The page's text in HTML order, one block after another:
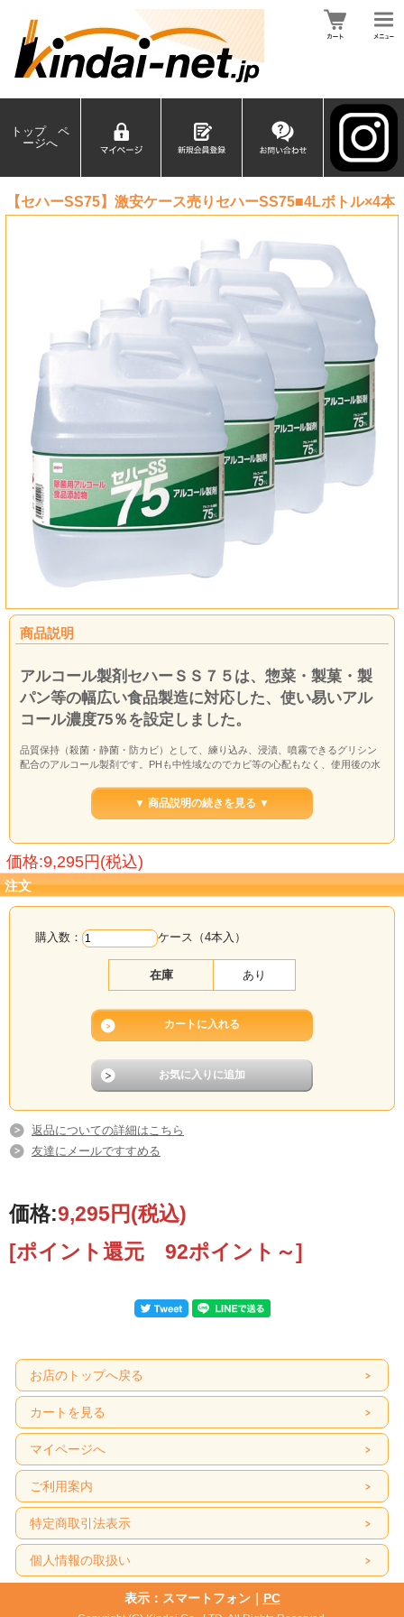
トップ ペ
ージへ
【セハーSS75】激安ケース売りセハーSS75■4Lボトル×4本
商品説明
アルコール製剤セハーＳＳ７５は、惣菜・製菓・製
パン等の幅広い食品製造に対応した、使い易いアル
コール濃度75％を設定しました。
品質保持（殺菌・静菌・防カビ）として、練り込み、浸漬、噴霧できるグリシン
配合のアルコール製剤です。PHも中性域なのでカビ等の心配もなく、使用後の水
グリシン 0.20％
ＰＨ 7.2～7.8
▼ 商品説明の続きを見る ▼
価格:9,295円(税込)
注文
購入数： ケース（4本入）
在庫 あり
返品についての詳細はこちら
友達にメールですすめる
価格:9,295円(税込)
[ポイント還元 92ポイント～]
お店のトップへ戻る
カートを見る
マイページへ
ご利用案内
特定商取引法表示
個人情報の取扱い
表示：スマートフォン｜ PC